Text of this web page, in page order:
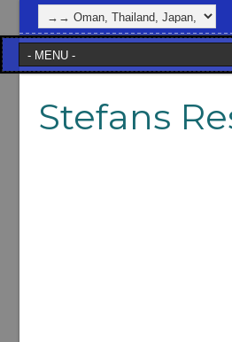
Stefans